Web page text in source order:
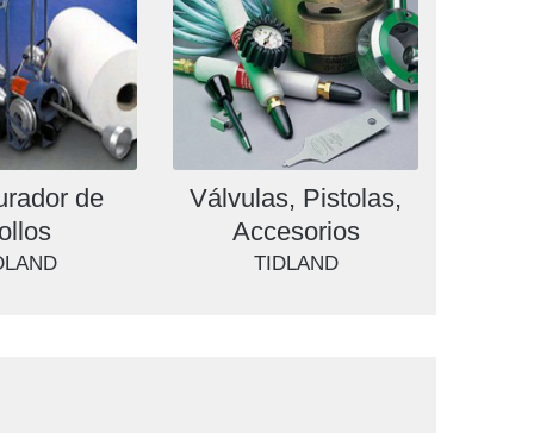
de
Válvulas, Pistolas,
Accesorios
TIDLAND